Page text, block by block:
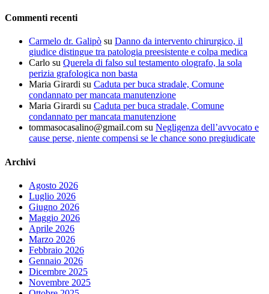
Commenti recenti
Carmelo dr. Galipò su Danno da intervento chirurgico, il
giudice distingue tra patologia preesistente e colpa medica
Carlo su Querela di falso sul testamento olografo, la sola
perizia grafologica non basta
Maria Girardi su Caduta per buca stradale, Comune
condannato per mancata manutenzione
Maria Girardi su Caduta per buca stradale, Comune
condannato per mancata manutenzione
tommasocasalino@gmail.com su Negligenza dell’avvocato e
cause perse, niente compensi se le chance sono pregiudicate
Archivi
Agosto 2026
Luglio 2026
Giugno 2026
Maggio 2026
Aprile 2026
Marzo 2026
Febbraio 2026
Gennaio 2026
Dicembre 2025
Novembre 2025